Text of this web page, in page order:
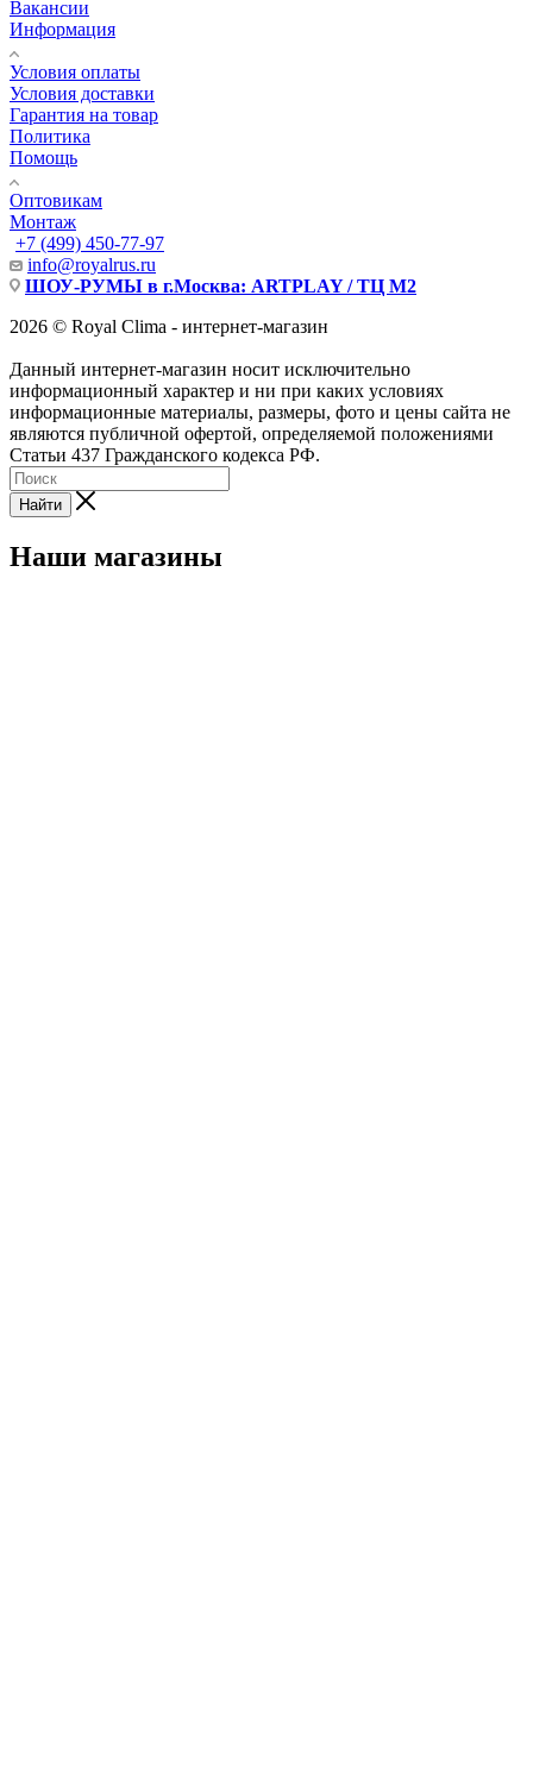
Вакансии
Информация
Условия оплаты
Условия доставки
Гарантия на товар
Политика
Помощь
Оптовикам
Монтаж
+7 (499) 450-77-97
info@royalrus.ru
ШОУ-РУМЫ в г.Москва: ARTPLAY / ТЦ М2
2026 © Royal Clima - интернет-магазин
Данный интернет-магазин носит исключительно
информационный характер и ни при каких условиях
информационные материалы, размеры, фото и цены сайта не
являются публичной офертой, определяемой положениями
Статьи 437 Гражданского кодекса РФ.
Найти
Наши магазины